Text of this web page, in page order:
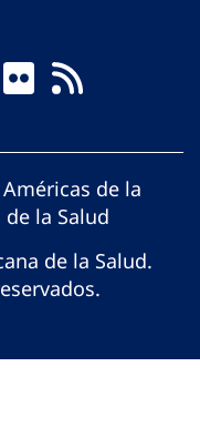
de la
la Salud
de la Salud.